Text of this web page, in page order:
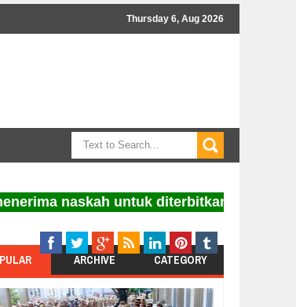
Thursday 6, Aug 2026
naskah untuk diterbitkan. Informasi
ARCHIVE CATEGORY